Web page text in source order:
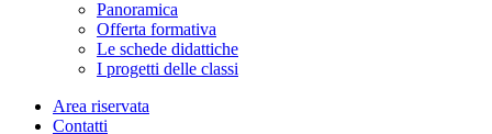
Panoramica
Offerta formativa
Le schede didattiche
I progetti delle classi
Area riservata
Contatti